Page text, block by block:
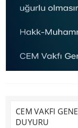
CEM VAKFI
DUYURU